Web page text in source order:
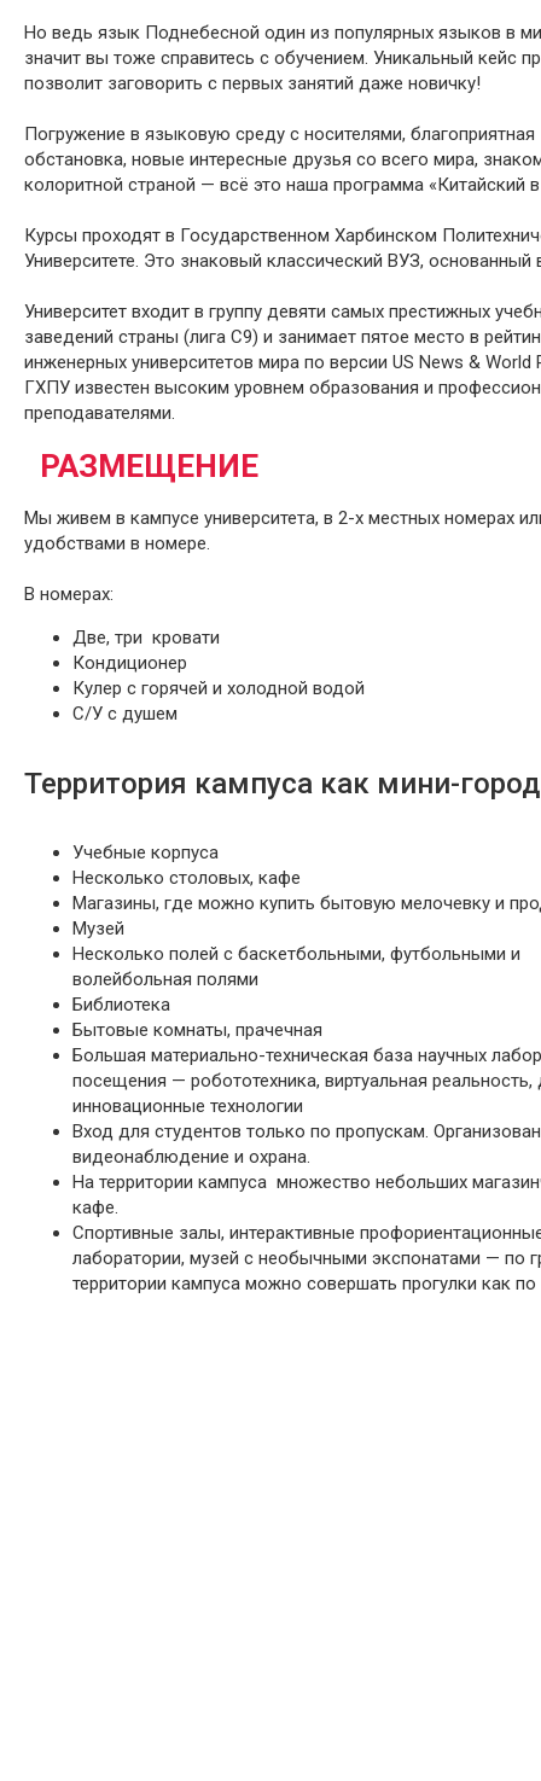
Но ведь язык Поднебесной один из популярных языков в
значит вы тоже справитесь с обучением. Уникальный кейс
позволит заговорить с первых занятий даже новичку!
Погружение в языковую среду с носителями, благоприятная
обстановка, новые интересные друзья со всего мира,
колоритной страной — всё это наша программа «Китайский
Курсы проходят в Государственном Харбинском
Университете. Это знаковый классический ВУЗ, основанный
Университет входит в группу девяти самых престижных
заведений страны (лига С9) и занимает пятое место в
инженерных университетов мира по версии US News & World
ГХПУ известен высоким уровнем образования и
преподавателями.
РАЗМЕЩЕНИЕ
Мы живем в кампусе университета, в 2-х местных номерах
удобствами в номере.
В номерах:
Две, три кровати
Кондиционер
Кулер с горячей и холодной водой
С/У с душем
Территория кампуса как мини-
Учебные корпуса
Несколько столовых, кафе
Магазины, где можно купить бытовую мелочевку и
Музей
Несколько полей с баскетбольными, футбольными и
волейбольная полями
Библиотека
Бытовые комнаты, прачечная
Большая материально-техническая база научных
посещения — робототехника, виртуальная
инновационные технологии
Вход для студентов только по пропускам.
видеонаблюдение и охрана.
На территории кампуса множество небольших
кафе.
Спортивные залы, интерактивные
лаборатории, музей с необычными экспонатами — по
территории кампуса можно совершать прогулки как по